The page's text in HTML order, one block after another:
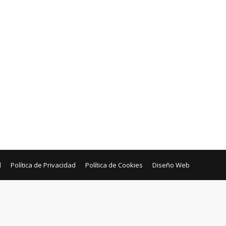
Política de Privacidad Política de Cookies Diseño Web